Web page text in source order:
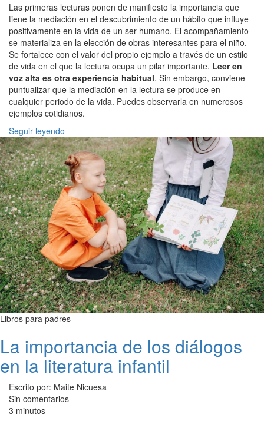
Las primeras lecturas ponen de manifiesto la importancia que
tiene la mediación en el descubrimiento de un hábito que influye
positivamente en la vida de un ser humano. El acompañamiento
se materializa en la elección de obras interesantes para el niño.
Se fortalece con el valor del propio ejemplo a través de un estilo
de vida en el que la lectura ocupa un pilar importante. Leer en
voz alta es otra experiencia habitual. Sin embargo, conviene
puntualizar que la mediación en la lectura se produce en
cualquier periodo de la vida. Puedes observarla en numerosos
ejemplos cotidianos.
Seguir leyendo
Libros para padres
La importancia de los diálogos
en la literatura infantil
Escrito por: Maite Nicuesa
Sin comentarios
3 minutos